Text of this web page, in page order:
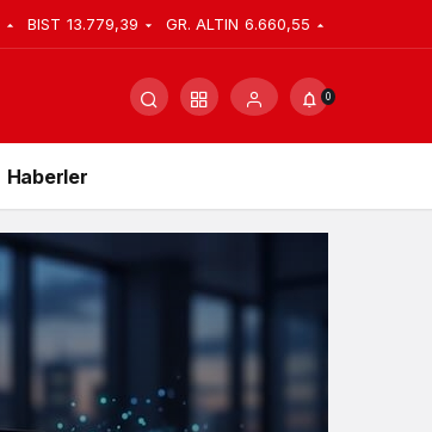
BIST 13.779,39 GR. ALTIN 6.660,55
0
Haberler